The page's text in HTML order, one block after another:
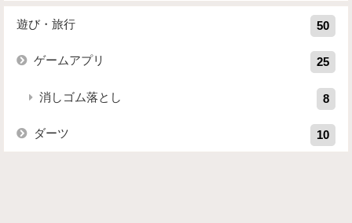
遊び・旅行 50
ゲームアプリ 25
消しゴム落とし 8
ダーツ 10